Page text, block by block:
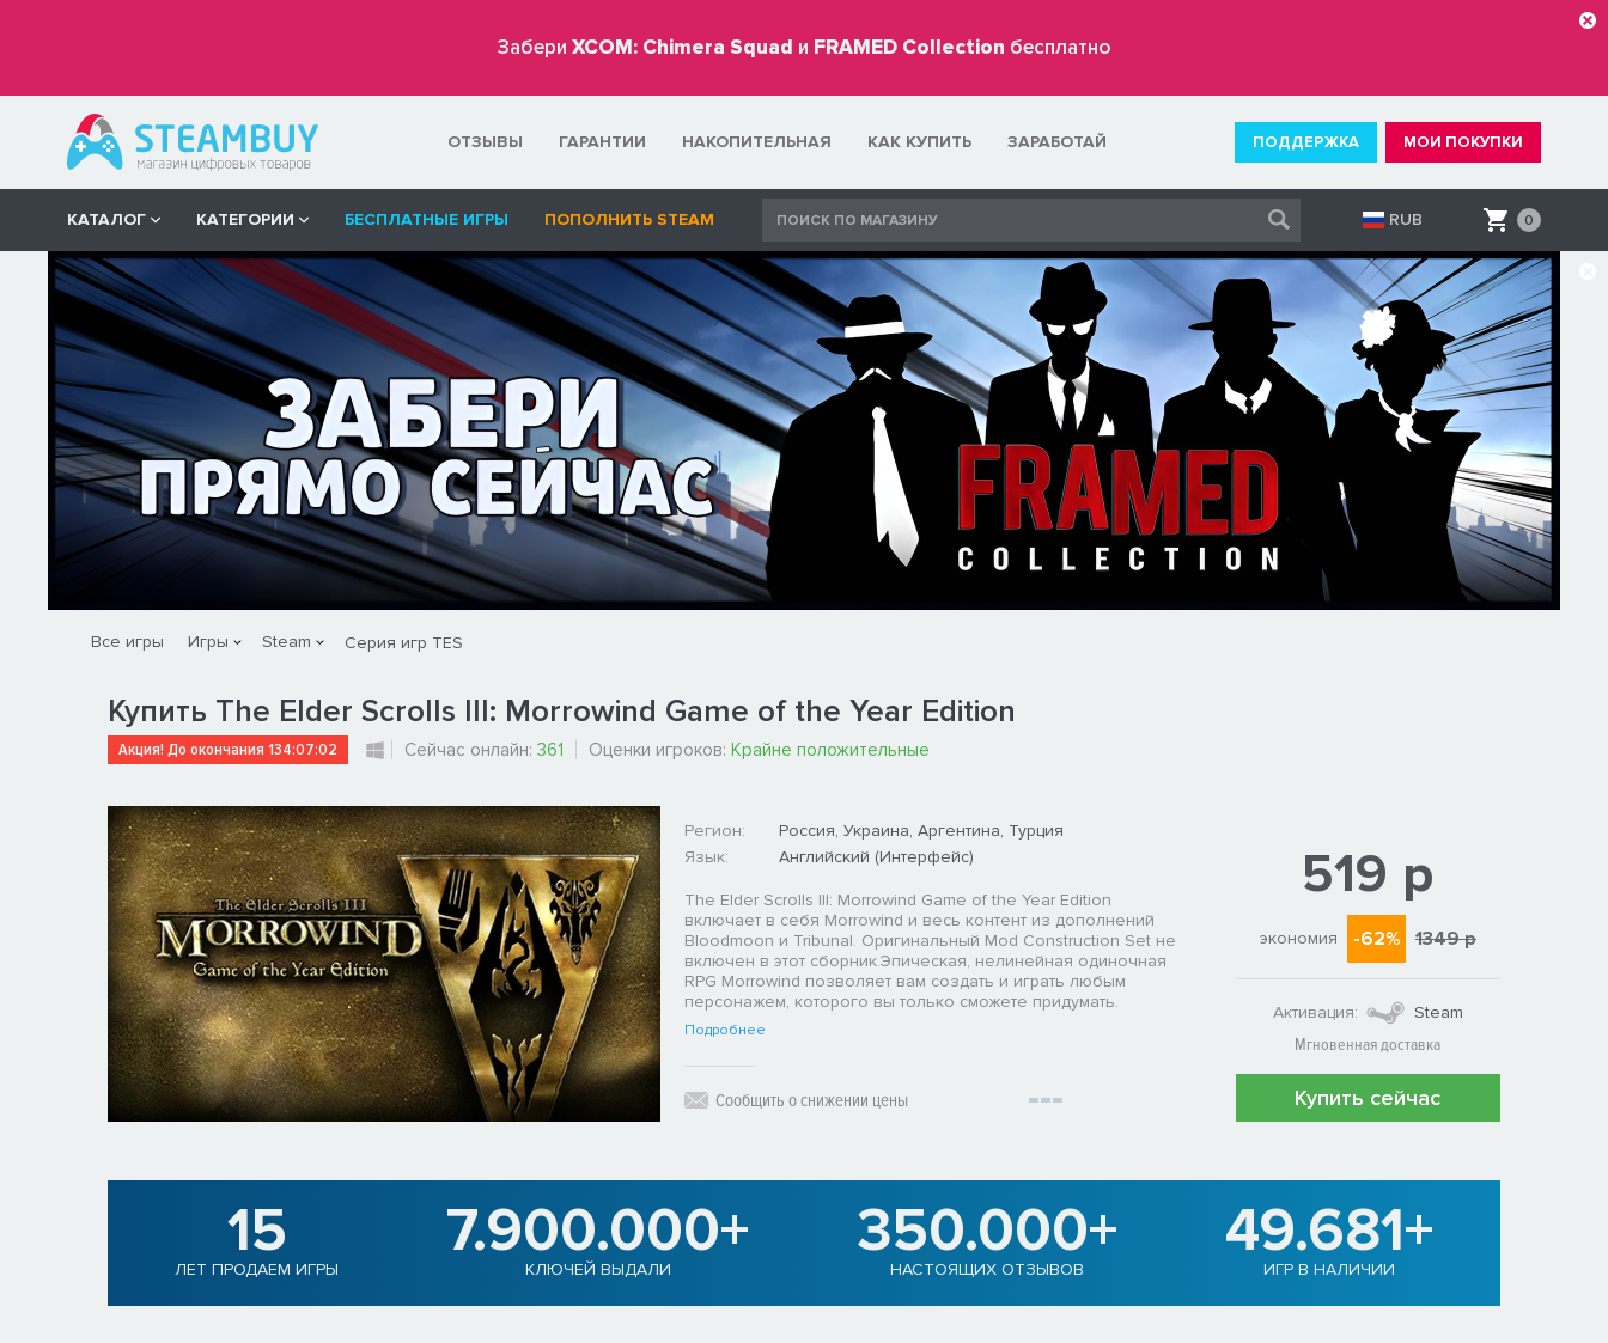
Забери XCOM: Chimera Squad и FRAMED Collection бесплатно
ОТЗЫВЫ ГАРАНТИИ НАКОПИТЕЛЬНАЯ КАК КУПИТЬ ЗАРАБОТАЙ ПОДДЕРЖКА МОИ ПОКУПКИ
КАТАЛОГ КАТЕГОРИИ БЕСПЛАТНЫЕ ИГРЫ ПОПОЛНИТЬ STEAM RUB 0
Все игры Игры Steam Серия игр TES
Купить The Elder Scrolls III: Morrowind Game of the Year Edition
Акция! До окончания134:07:01 Сейчас онлайн: 361 Оценки игроков: Крайне положительные
Регион:
Россия, Украина, Аргентина, Турция
Язык:
Английский (Интерфейс)
The Elder Scrolls III: Morrowind Game of the Year Edition
включает в себя Morrowind и весь контент из дополнений
Bloodmoon и Tribunal. Оригинальный Mod Construction Set не
включен в этот сборник.Эпическая, нелинейная одиночная
RPG Morrowind позволяет вам создать и играть любым
персонажем, которого вы только сможете придумать.
Подробнее
Сообщить о снижении цены
519 р
экономия -62% 1349 р
Активация:
Steam
Мгновенная доставка
Купить сейчас
15
ЛЕТ ПРОДАЕМ ИГРЫ
7.900.000+
КЛЮЧЕЙ ВЫДАЛИ
350.000+
НАСТОЯЩИХ ОТЗЫВОВ
49.681+
ИГР В НАЛИЧИИ